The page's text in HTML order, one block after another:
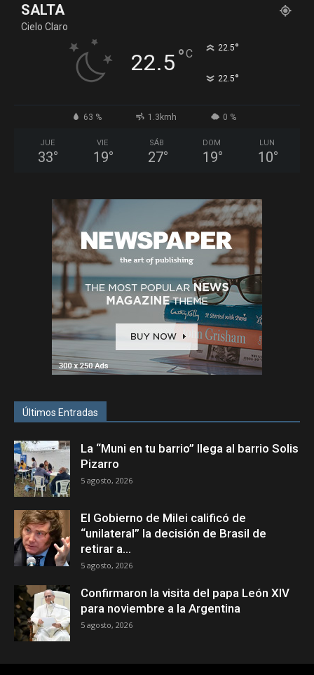
SALTA
Cielo Claro
22.5°C 22.5°
22.5°
63 % 1.3kmh 0 %
JUE
33°
VIE
19°
SÁB
27°
DOM
19°
LUN
10°
Últimos Entradas
La “Muni en tu barrio” llega al barrio Solis
Pizarro
5 agosto, 2026
El Gobierno de Milei calificó de
“unilateral” la decisión de Brasil de
retirar a...
5 agosto, 2026
Confirmaron la visita del papa León XIV
para noviembre a la Argentina
5 agosto, 2026